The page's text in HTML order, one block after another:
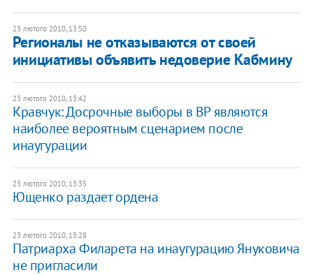
23 лютого 2010, 13:50
Регионалы не отказываются от своей
инициативы объявить недоверие Кабмину
23 лютого 2010, 13:42
Кравчук: Досрочные выборы в ВР являются
наиболее вероятным сценарием после
инаугурации
23 лютого 2010, 13:35
Ющенко раздает ордена
23 лютого 2010, 13:28
Патриарха Филарета на инаугурацию Януковича
не пригласили